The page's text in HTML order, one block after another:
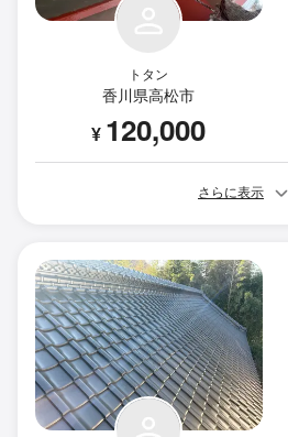
トタン
香川県高松市
¥ 120,000
さらに表示